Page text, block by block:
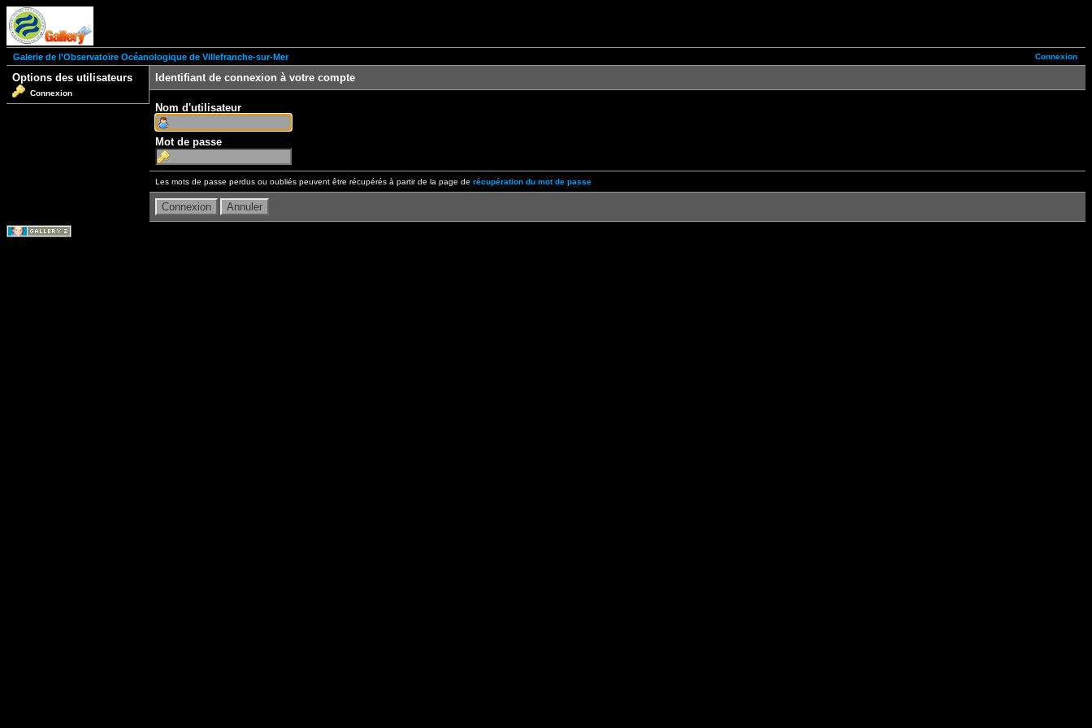
Connexion
Galerie de l'Observatoire Océanologique de Villefranche-sur-Mer
Options des utilisateurs
Connexion
Identifiant de connexion à votre compte
Nom d'utilisateur
Mot de passe
Les mots de passe perdus ou oubliés peuvent être récupérés à partir de la page de récupération du mot de passe